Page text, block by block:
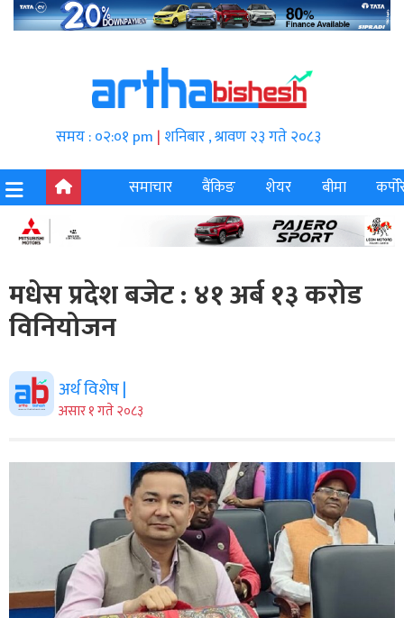
समय : ०२:०१ pm | शनिबार , श्रावण २३ गते २०८३
समाचार
बैंकिङ शेयर बीमा
मधेस प्रदेश बजेट : ४१ अर्ब १३ करोड
विनियोजन
अर्थ विशेष |
असार १ गते २०८३